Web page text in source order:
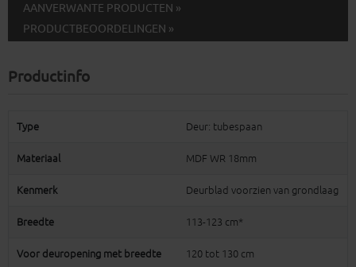
AANVERWANTE PRODUCTEN »
PRODUCTBEOORDELINGEN »
Productinfo
Type Deur: tubespaan
Materiaal MDF WR 18mm
Kenmerk Deurblad voorzien van grondlaag
Breedte 113-123 cm*
Voor deuropening met breedte 120 tot 130 cm